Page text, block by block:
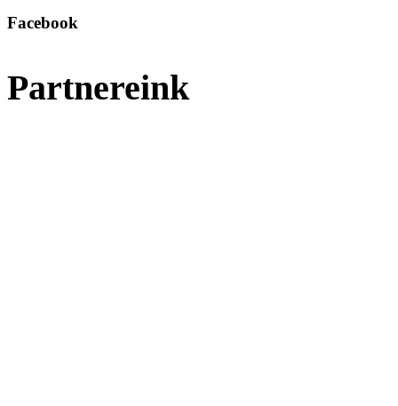
Facebook
Partnereink